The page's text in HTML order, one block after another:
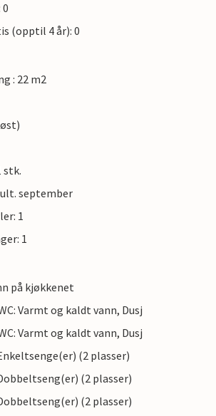
(opptil 4 år): 0
: 22 m2
stk.
september
1
1
på kjøkkenet
Varmt og kaldt vann, Dusj
Varmt og kaldt vann, Dusj
(2 plasser)
(2 plasser)
(2 plasser)